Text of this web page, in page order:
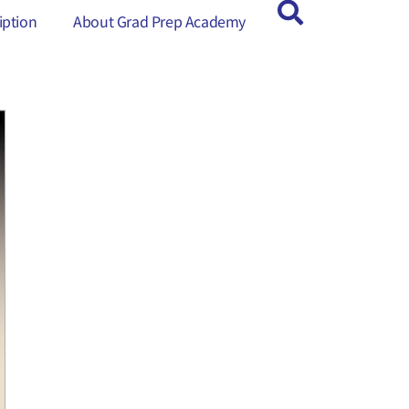
About Grad Prep Academy
About Grad Prep Academy